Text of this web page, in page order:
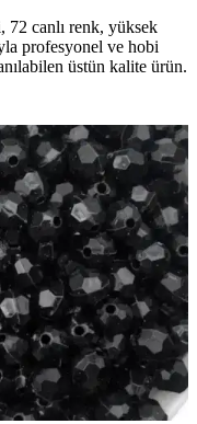
72 canlı renk, yüksek
profesyonel ve hobi
üstün kalite ürün.